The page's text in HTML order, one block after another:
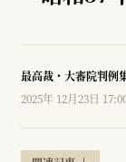
最高裁・大審院判例
2025年 12月23日